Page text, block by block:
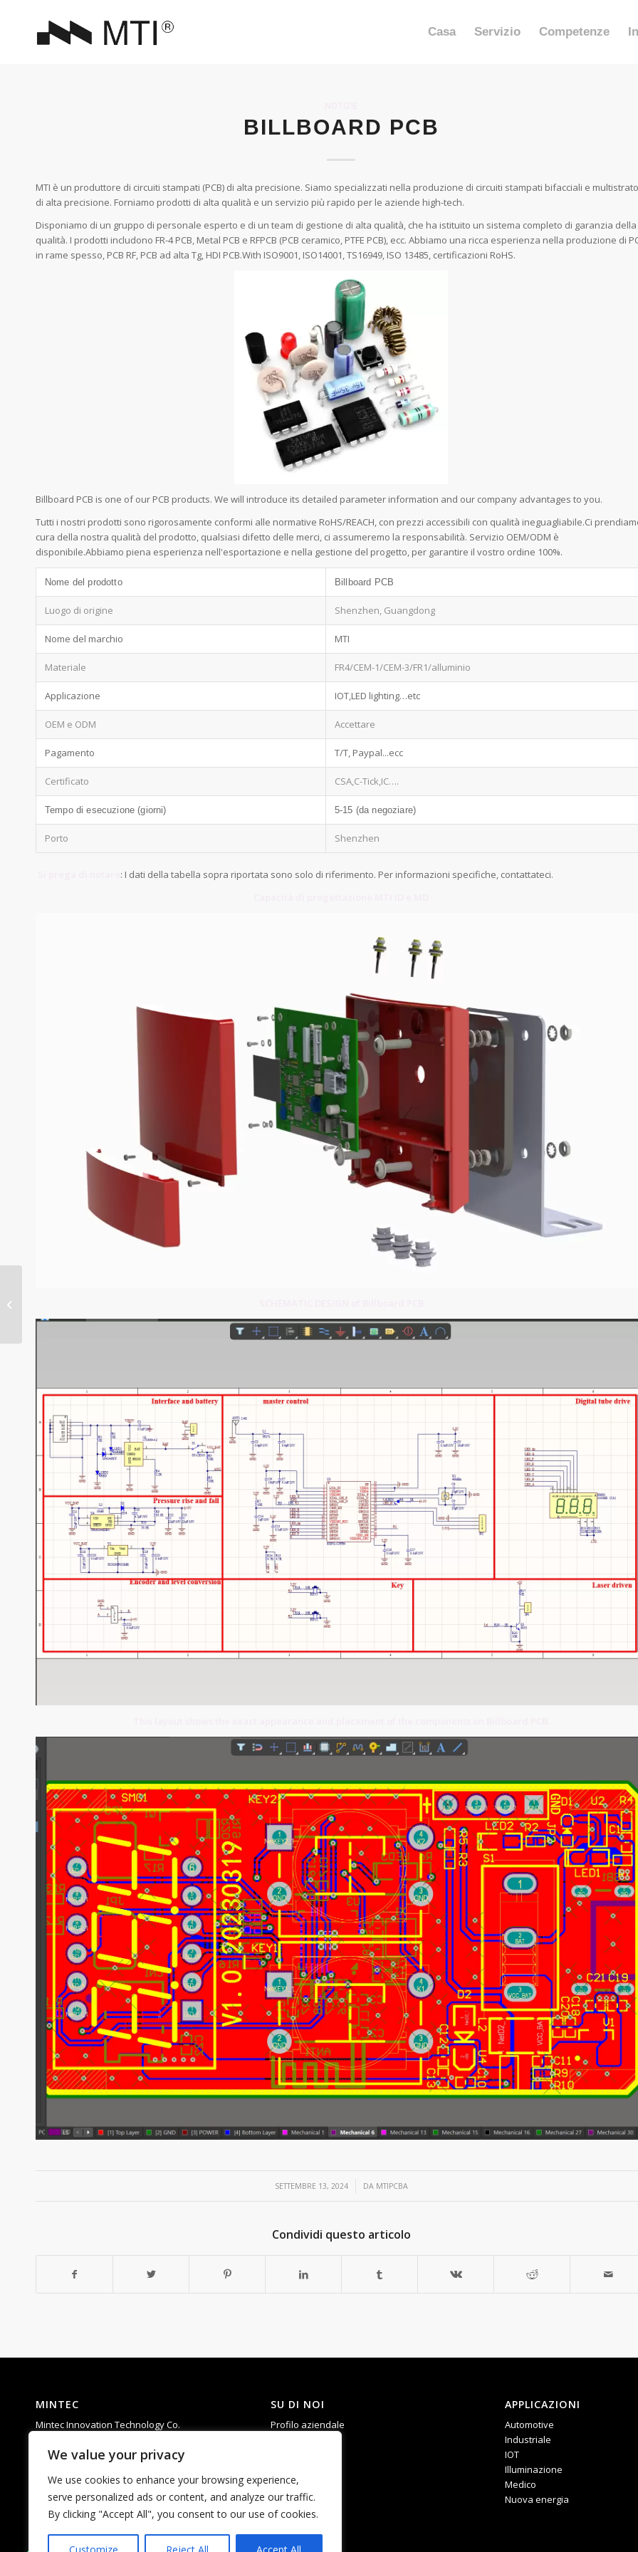
We value your privacy
We use cookies to enhance your browsing experience,
serve personalized ads or content, and analyze our traffic.
By clicking "Accept All", you consent to our use of cookies.
Casa Servizio Competenze
BILLBOARD PCB
MTI è un produttore di circuiti stampati (PCB) di alta precisione. Siamo specializzati nella produzione di circuiti stampati bifacciali e multistrato
di alta precisione. Forniamo prodotti di alta qualità e un servizio più rapido per le aziende high-tech.
Disponiamo di un gruppo di personale esperto e di un team di gestione di alta qualità, che ha istituito un sistema completo di garanzia della
qualità. I prodotti includono FR-4 PCB, Metal PCB e RFPCB (PCB ceramico, PTFE PCB), ecc. Abbiamo una ricca esperienza nella produzione di
in rame spesso, PCB RF, PCB ad alta Tg, HDI PCB.With ISO9001, ISO14001, TS16949, ISO 13485, certificazioni RoHS.
Billboard PCB is one of our PCB products. We will introduce its detailed parameter information and our company advantages to you.
Tutti i nostri prodotti sono rigorosamente conformi alle normative RoHS/REACH, con prezzi accessibili con qualità ineguagliabile.Ci
cura della nostra qualità del prodotto, qualsiasi difetto delle merci, ci assumeremo la responsabilità. Servizio OEM/ODM è
disponibile.Abbiamo piena esperienza nell'esportazione e nella gestione del progetto, per garantire il vostro ordine 100%.
Nome del prodotto Billboard PCB
Luogo di origine Shenzhen, Guangdong
Nome del marchio MTI
Materiale FR4/CEM-1/CEM-3/FR1/alluminio
Applicazione IOT,LED lighting…etc
OEM e ODM Accettare
Pagamento T/T, Paypal...ecc
Certificato CSA,C-Tick,IC….
Tempo di esecuzione (giorni) 5-15 (da negoziare)
Porto Shenzhen
: I dati della tabella sopra riportata sono solo di riferimento. Per informazioni specifiche, contattateci.
SETTEMBRE 13, 2024
/ DA MTIPCBA
Condividi questo articolo
MINTEC
Mintec Innovation Technology Co.
Industrial Park, Hangcheng Street, Bao’an
Tel: 0755-23592960
E-mail:matti.chan@mintecinno.com
vincent@mintecinno.com
SU DI NOI
Profilo aziendale
FAQ
APPLICAZIONI
Automotive
Industriale
IOT
Illuminazione
Medico
Nuova energia
Application